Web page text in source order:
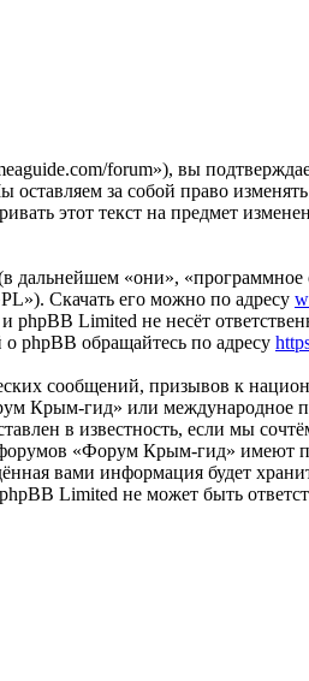
forum»), вы
за собой право
этот текст на предмет
«они»,
Скачать его можно по адресу
Limited не несёт
phpBB обращайтесь по адресу
сообщений, призывов к
Крым-гид» или
в известность, если мы
«Форум Крым-гид» имеют
вами информация будет
Limited не может быть